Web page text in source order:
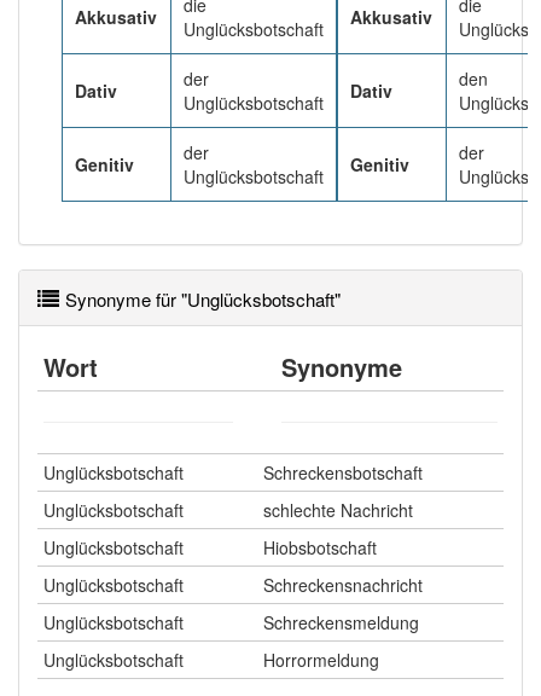
Häufigkeit: 2 von 10
Wörter mit Endung-unglücksbotschaft
Wörter mit Endung-unglücksbotschaft
einem anderen Artikeldie: 0
89% unserer Spielapp-Nutzer haben den Artikel
korrekt erraten.
Akkusativ
die
Unglücksbotschaft
Dativ
der
Unglücksbotschaft
Genitiv
der
Unglücksbotschaft
Akkusativ
die
Dativ
den
Genitiv
der
Synonyme für "Unglücksbotschaft"
Wort Synonyme
Unglücksbotschaft
Schreckensbotschaft
Unglücksbotschaft
schlechte Nachricht
Unglücksbotschaft
Hiobsbotschaft
Unglücksbotschaft
Schreckensnachricht
Unglücksbotschaft
Schreckensmeldung
Unglücksbotschaft
Horrormeldung